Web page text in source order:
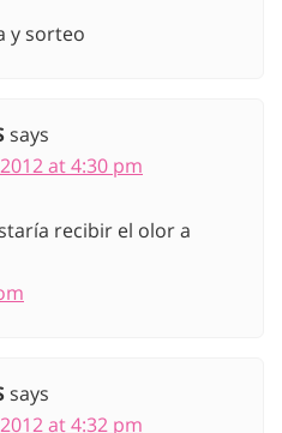
y sorteo
says
at 4:30 pm
recibir el olor a
says
at 4:32 pm